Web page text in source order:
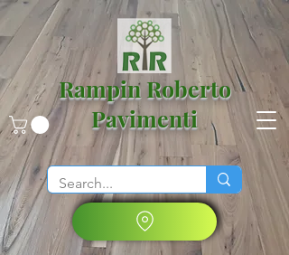
Rampin Roberto
Pavimenti